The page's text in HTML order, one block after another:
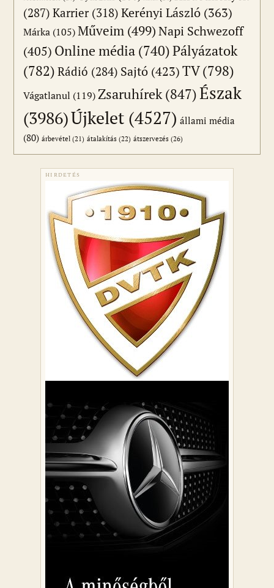
(287) Karrier(318) Kerényi László (363)
Márka (105) Műveim (499)Napi Schwezoff
(405) Online média (740)Pályázatok
(782) Rádió (284) Sajtó (423)TV(798)
Vágatlanul (119)Zsaruhírek(847)Észak
(3986)Újkelet (4527) állami média
(80) árbevétel (21) átalakítás (22) átszervezés (26)
HIRDETÉS